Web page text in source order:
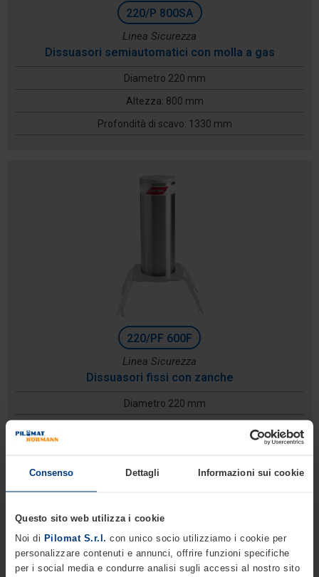
Consenso Dettagli Informazioni sui cookie
Questo sito web utilizza i cookie
Noi di Pilomat S.r.l. con unico socio utilizziamo i cookie per
personalizzare contenuti e annunci, offrire funzioni specifiche
per i social media e condurre analisi sugli accessi al nostro sito
220/P 800SA
Linea Sicurezza
Dissuasori semiautomatici con molla a gas
Diametro 220 mm
Altezza: 800 mm
Profondità di scavo: 1330 mm
220/PF 600F
Linea Sicurezza
Dissuasori fissi con zanche
Diametro 220 mm